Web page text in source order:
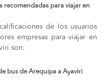
recomendadas para viajar en
de los usuarios
empresas para viajar en
son:
bus de Arequipa a Ayaviri